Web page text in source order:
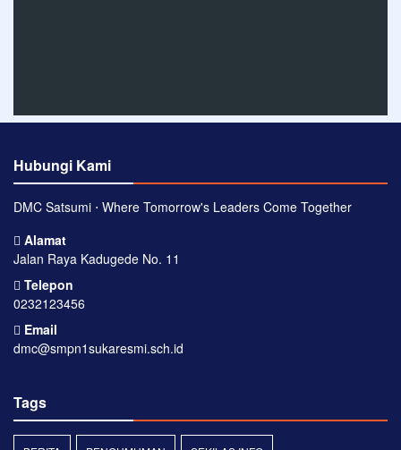
Hubungi Kami
DMC Satsumi ⋅ Where Tomorrow's Leaders Come Together
Alamat
Jalan Raya Kadugede No. 11
Telepon
0232123456
Email
dmc@smpn1sukaresmi.sch.id
Tags